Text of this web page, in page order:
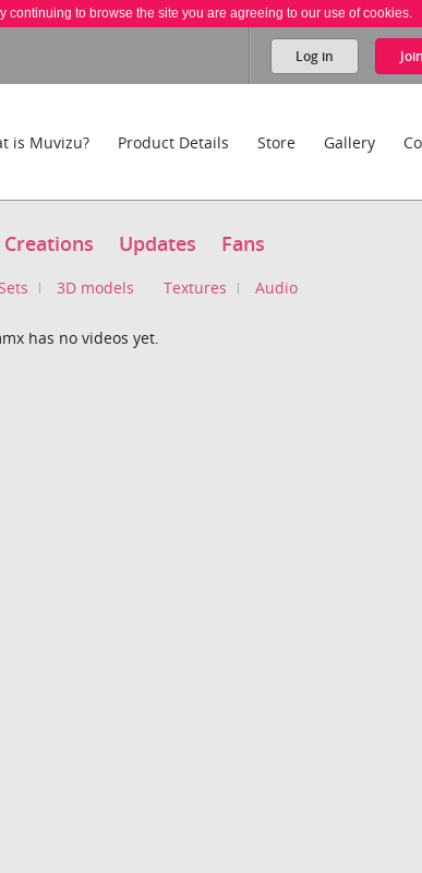
continuing to browse the site you are agreeing to our use of cookies.
Log in Join
is Muvizu? Product Details Store Gallery
Creations Updates Fans
3D models Textures Audio
has no videos yet.